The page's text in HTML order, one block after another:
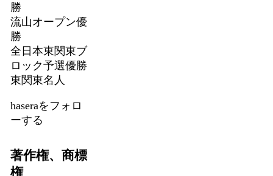
勝
流山オープン優
勝
全日本東関東ブ
ロック予選優勝
東関東名人
haseraをフォロ
ーする
著作権、商標
権